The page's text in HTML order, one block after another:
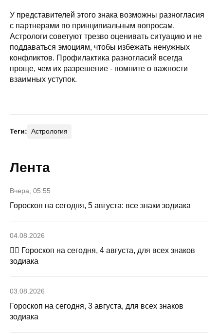
У представителей этого знака возможны разногласия
с партнерами по принципиальным вопросам.
Астрологи советуют трезво оценивать ситуацию и не
поддаваться эмоциям, чтобы избежать ненужных
конфликтов. Профилактика разногласий всегда
проще, чем их разрешение - помните о важности
взаимных уступок.
Теги: Астрология
Лента
Вчера, 05:55
Гороскоп на сегодня, 5 августа: все знаки зодиака
04.08.2026
🧙‍♀ Гороскоп на сегодня, 4 августа, для всех знаков
зодиака
03.08.2026
Гороскоп на сегодня, 3 августа, для всех знаков
зодиака